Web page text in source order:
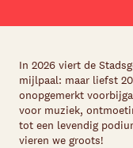
In 2026 viert de
mijlpaal: maar liefst
onopgemerkt
voor muziek,
tot een levendig
vieren we groots!